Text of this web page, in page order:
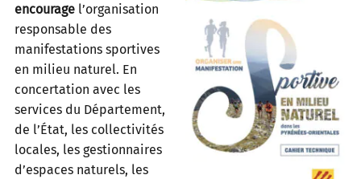
encourage l’organisation
responsable des
manifestations sportives
en milieu naturel. En
concertation avec les
services du Département,
de l’État, les collectivités
locales, les gestionnaires
d’espaces naturels, les